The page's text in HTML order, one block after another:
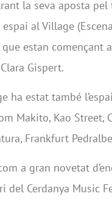
la seva aposta
al Village
estan començant
Gispert.
ha estat també
Makito, Kao Street,
Frankfurt
a gran novetat
del Cerdanya Music